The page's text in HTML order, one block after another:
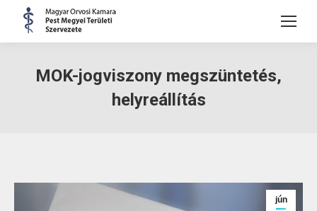
MOK-jogviszony megszüntetés,
helyreállítás
jún